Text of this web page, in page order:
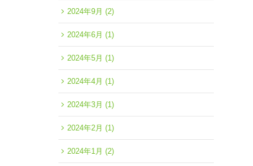
2024年9月 (2)
2024年6月 (1)
2024年5月 (1)
2024年4月 (1)
2024年3月 (1)
2024年2月 (1)
2024年1月 (2)